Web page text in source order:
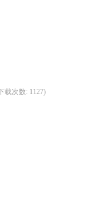
载次数: 1127)